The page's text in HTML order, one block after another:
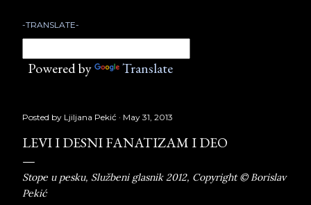
-TRANSLATE-
Powered by Translate
Posted by Ljiljana Pekić May 31, 2013
LEVI I DESNI FANATIZAM I DEO
Stope u pesku, Službeni glasnik 2012, Copyright © Borislav
Pekić